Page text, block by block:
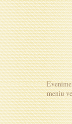
meniu